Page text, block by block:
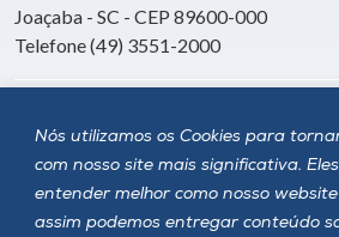
Nós utilizamos os Cookies para
com nosso site mais significativa.
entender melhor como nosso
assim podemos entregar conteúdo
Joaçaba - SC - CEP 89600-000
Telefone (49) 3551-2000
Siga a Unoesc